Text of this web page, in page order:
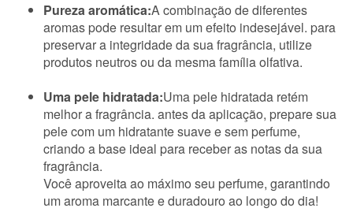
Pureza aromática:A combinação de diferentes
aromas pode resultar em um efeito indesejável. para
preservar a integridade da sua fragrância, utilize
produtos neutros ou da mesma família olfativa.
Uma pele hidratada:Uma pele hidratada retém
melhor a fragrância. antes da aplicação, prepare sua
pele com um hidratante suave e sem perfume,
criando a base ideal para receber as notas da sua
fragrância.
Você aproveita ao máximo seu perfume, garantindo
um aroma marcante e duradouro ao longo do dia!